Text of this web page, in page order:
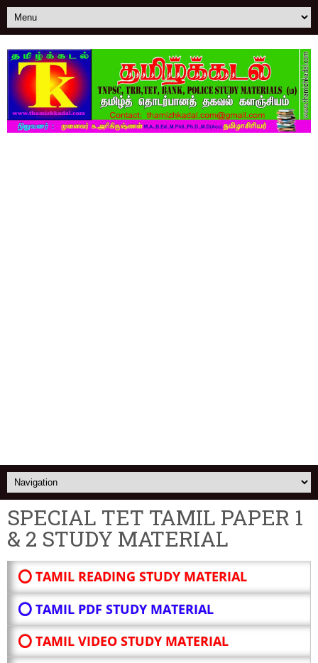
SPECIAL TET TAMIL PAPER 1
& 2 STUDY MATERIAL
⭕ TAMIL READING STUDY MATERIAL
⭕ TAMIL PDF STUDY MATERIAL
⭕ TAMIL VIDEO STUDY MATERIAL